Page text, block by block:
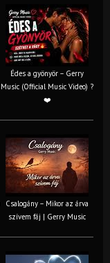
Édes a gyönyör – Gerry
Music (Official Music Video) ?
❤️
Csalogány – Mikor az árva
szívem fáj | Gerry Music